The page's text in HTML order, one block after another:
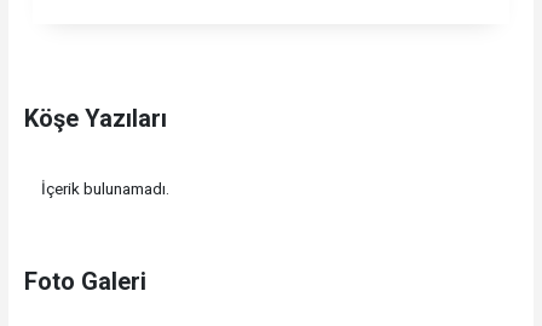
Köşe Yazıları
İçerik bulunamadı.
Foto Galeri